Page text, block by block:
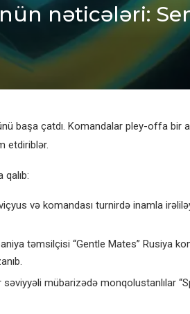
nəticələri:
başa çatdı. Komandalar pley-offa bir
etdiriblər.
qalıb:
və komandası turnirdə inamla
təmsilçisi “Gentle Mates” Rusiya
səviyyəli mübarizədə monqolustanlılar